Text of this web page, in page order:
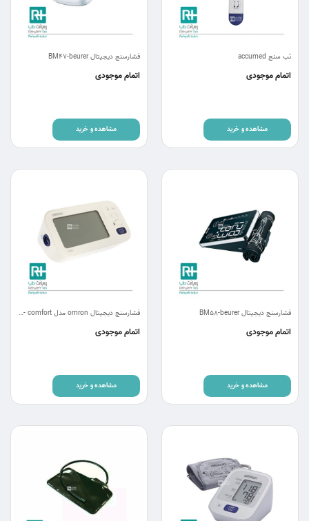
تب سنج accumed
اتمام موجودی
مشاهده و خرید
فشارسنج دیجیتال BM47-beurer
اتمام موجودی
مشاهده و خرید
فشارسنج دیجیتال BM58-beurer
اتمام موجودی
مشاهده و خرید
فشارسنج دیجیتال omron مدل M6- comfort
اتمام موجودی
مشاهده و خرید